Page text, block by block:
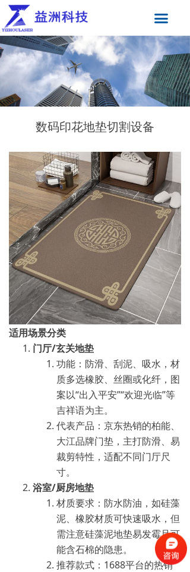
끀
数码印花地垫切割设备
适用场景分类
门厅/玄关地垫
功能：防滑、刮泥、吸水，材
质多选橡胶、丝圈或化纤，图
案以“出入平安”“欢迎光临”等
吉祥语为主‌。
代表产品：京东热销的柏能、
大江品牌门垫，主打防滑、易
裁剪特性，适配不同门厅尺
寸‌。
浴室/厨房地垫
材质要求：防水防油，如硅藻
泥、橡胶材质可快速吸水，但
需注意硅藻泥地垫易发霉且可
能含石棉的隐患‌。
推荐款式：1688平台的热销